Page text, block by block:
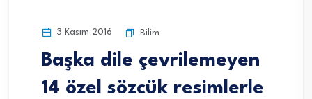
3 Kasım 2016 Bilim
Başka dile çevrilemeyen
14 özel sözcük resimlerle